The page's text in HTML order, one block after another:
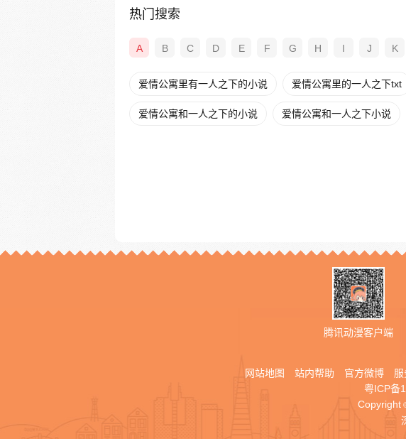
热门搜索
A B C D E F G H I J K
爱情公寓里有一人之下的小说 爱情公寓里的一人之下txt
爱情公寓和一人之下的小说 爱情公寓和一人之下小说
腾讯动漫客户端
网站地图 站内帮助 官方微博
粤ICP备
Copyright